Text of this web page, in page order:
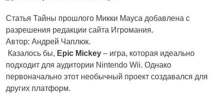
Статья Тайны прошлого Микки Мауса добавлена с
разрешения редакции сайта Игромания.
Автор: Андрей Чаплюк.
Казалось бы, Epic Mickey – игра, которая идеально
подходит для аудитории Nintendo Wii. Однако
первоначально этот необычный проект создавался для
других платформ.